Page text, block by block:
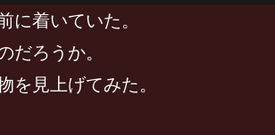
に着いていた。
ろうか。
見上げてみた。